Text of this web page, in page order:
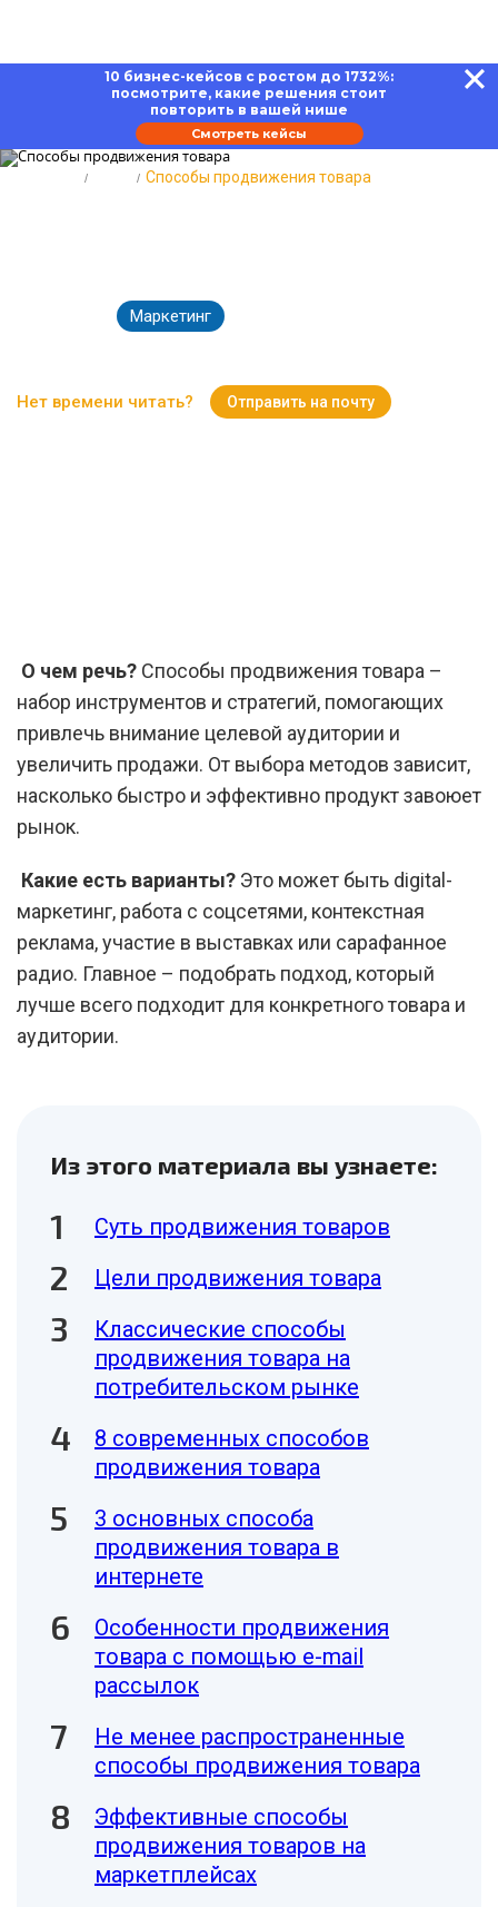
10 бизнес-кейсов с ростом до 1732%:
посмотрите, какие решения стоит
повторить в вашей нише
Смотреть кейсы
Способы продвижения товара
Маркетинг
Нет времени читать? Отправить на почту
О чем речь? Способы продвижения товара –
набор инструментов и стратегий, помогающих
привлечь внимание целевой аудитории и
увеличить продажи. От выбора методов зависит,
насколько быстро и эффективно продукт завоюет
рынок.
Какие есть варианты? Это может быть digital-
маркетинг, работа с соцсетями, контекстная
реклама, участие в выставках или сарафанное
радио. Главное – подобрать подход, который
лучше всего подходит для конкретного товара и
аудитории.
Из этого материала вы узнаете:
Суть продвижения товаров
Цели продвижения товара
Классические способы
продвижения товара на
потребительском рынке
8 современных способов
продвижения товара
3 основных способа
продвижения товара в
интернете
Особенности продвижения
товара с помощью e-mail
рассылок
Не менее распространенные
способы продвижения товара
Эффективные способы
продвижения товаров на
маркетплейсах